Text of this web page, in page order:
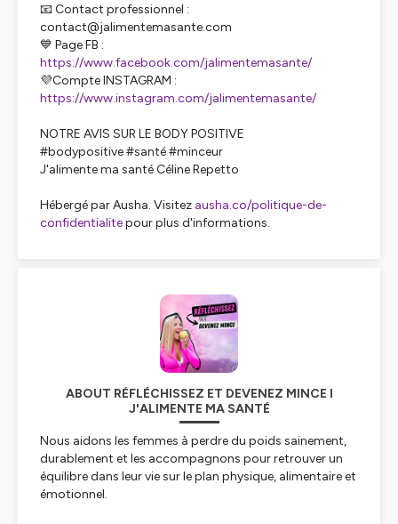
📧 Contact professionnel :
contact@jalimentemasante.com
💙 Page FB :
https://www.facebook.com/jalimentemasante/
💜Compte INSTAGRAM :
https://www.instagram.com/jalimentemasante/
NOTRE AVIS SUR LE BODY POSITIVE
#bodypositive #santé #minceur
J'alimente ma santé Céline Repetto
Hébergé par Ausha. Visitez ausha.co/politique-de-
confidentialitepour plus d'informations.
ABOUT RÉFLÉCHISSEZ ET DEVENEZ MINCE I
J'ALIMENTE MA SANTÉ
Nous aidons les femmes à perdre du poids sainement,
durablement et les accompagnons pour retrouver un
équilibre dans leur vie sur le plan physique, alimentaire et
émotionnel.